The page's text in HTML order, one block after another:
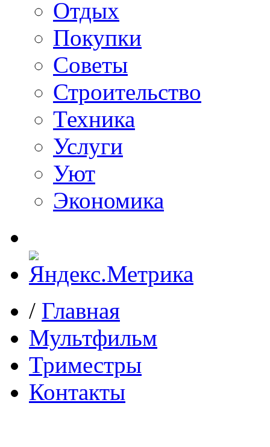
Отдых
Покупки
Советы
Строительство
Техника
Услуги
Уют
Экономика
/ Главная
Мультфильм
Триместры
Контакты